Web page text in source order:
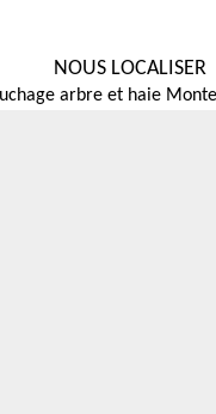
NOUS LOCALISER
arbre et haie